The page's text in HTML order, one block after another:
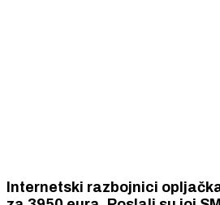
Internetski razbojnici